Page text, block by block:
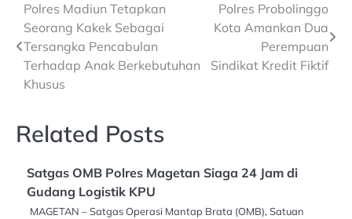
Post
navigation
Polres Madiun Tetapkan
Seorang Kakek Sebagai
Tersangka Pencabulan
Terhadap Anak Berkebutuhan
Khusus
Polres Probolinggo
Kota Amankan Dua
Perempuan
Sindikat Kredit Fiktif
Related Posts
Satgas OMB Polres Magetan Siaga 24 Jam di
Gudang Logistik KPU
MAGETAN – Satgas Operasi Mantap Brata (OMB), Satuan